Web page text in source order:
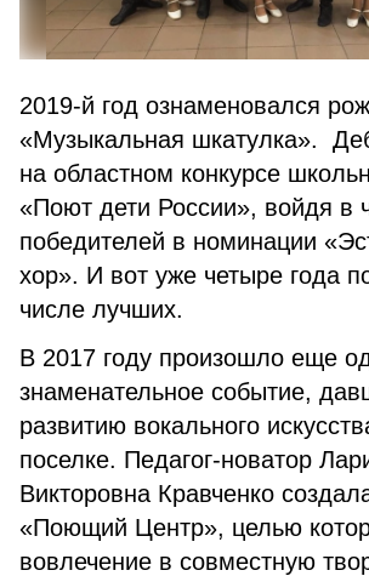
2019-й год ознаменовался
«Музыкальная шкатулка».
на областном конкурсе
«Поют дети России», войдя в
победителей в номинации
хор». И вот уже четыре года
числе лучших.
В 2017 году произошло еще
знаменательное событие,
развитию вокального
поселке. Педагог-новатор
Викторовна Кравченко
«Поющий Центр», целью
вовлечение в совместную